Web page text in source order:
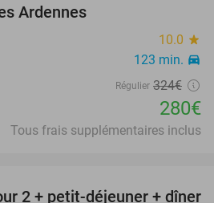
Ardennes
10.0 star
123 min. directions_car
Régulier 324€
280€
Tous frais supplémentaires inclus
2 + petit-déjeuner + dîner